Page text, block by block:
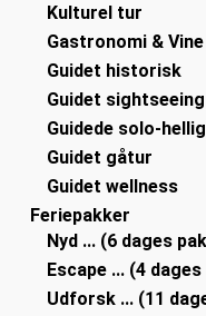
Kulturel tur
Gastronomi & Vine
Guidet historisk
Guidet sightseeing
Guidede solo-
Guidet gåtur
Guidet wellness
Feriepakker
Nyd ... (6 dages
Escape ... (4
Udforsk ... (11